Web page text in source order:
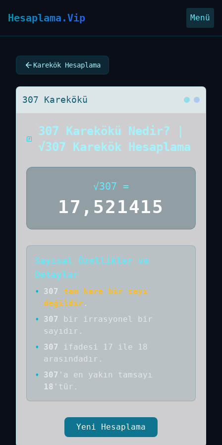
Hesaplama.Vip Menü
Karekök Hesaplama
307 Karekökü
307 Karekökü Nedir? |
√307 Karekök Hesaplama
√307 =
17,521415
Sayısal Özellikler ve
Detaylar
• 307
tam kare bir sayı
değildir .
•
307 bir
irrasyonel bir
sayıdır .
•
307
ifadesi 17 ile 18
arasındadır.
•
307 'a en yakın tamsayı
18 'tür.
Yeni Hesaplama